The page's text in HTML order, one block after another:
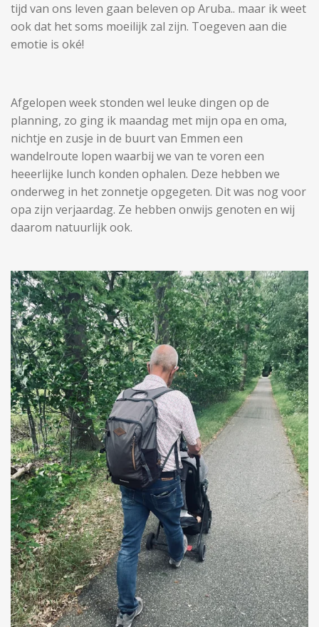
tijd van ons leven gaan beleven op Aruba.. maar ik weet
ook dat het soms moeilijk zal zijn. Toegeven aan die
emotie is oké!
Afgelopen week stonden wel leuke dingen op de
planning, zo ging ik maandag met mijn opa en oma,
nichtje en zusje in de buurt van Emmen een
wandelroute lopen waarbij we van te voren een
heeerlijke lunch konden ophalen. Deze hebben we
onderweg in het zonnetje opgegeten. Dit was nog voor
opa zijn verjaardag. Ze hebben onwijs genoten en wij
daarom natuurlijk ook.